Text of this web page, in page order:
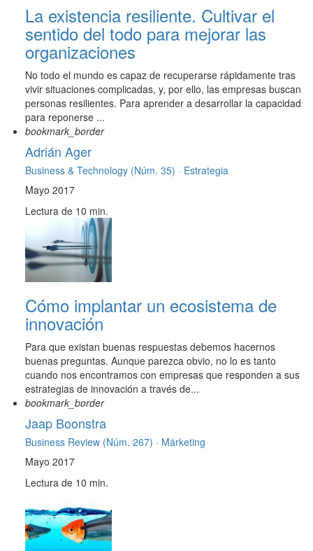
La existencia resiliente. Cultivar el
sentido del todo para mejorar las
organizaciones
No todo el mundo es capaz de recuperarse rápidamente tras
vivir situaciones complicadas, y, por ello, las empresas buscan
personas resilientes. Para aprender a desarrollar la capacidad
para reponerse ...
bookmark_border
Adrián Ager
Business & Technology (Núm. 35) · Estrategia
Mayo 2017
Lectura de 10 min.
Cómo implantar un ecosistema de
innovación
Para que existan buenas respuestas debemos hacernos
buenas preguntas. Aunque parezca obvio, no lo es tanto
cuando nos encontramos con empresas que responden a sus
estrategias de innovación a través de...
bookmark_border
Jaap Boonstra
Business Review (Núm. 267) · Márketing
Mayo 2017
Lectura de 10 min.